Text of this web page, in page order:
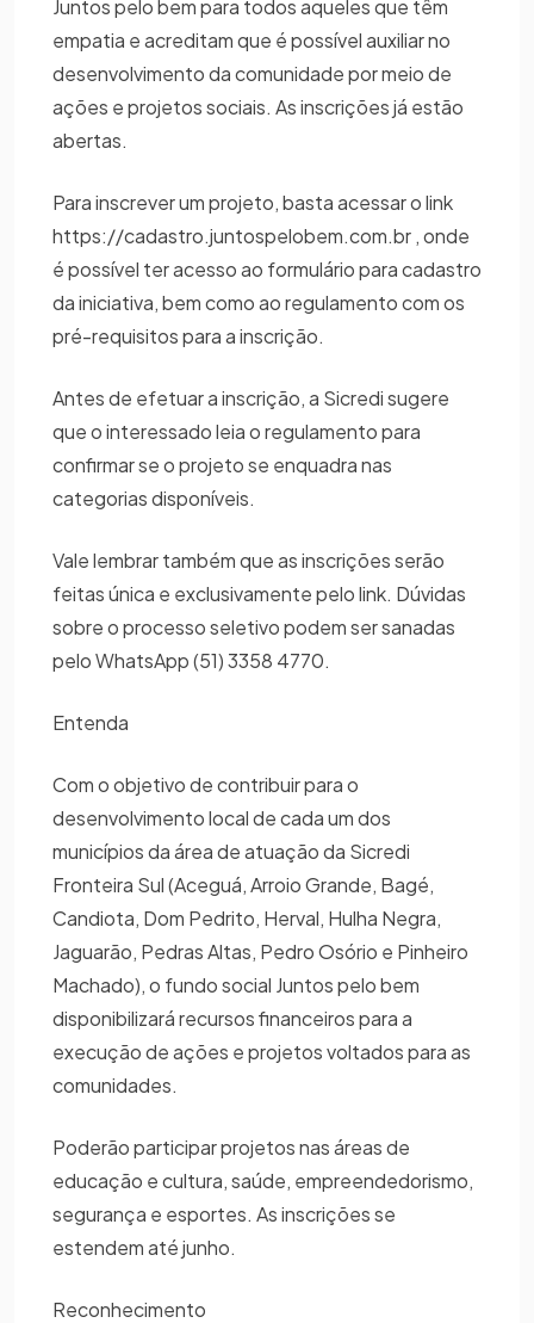
Juntos pelo bem para todos aqueles que têm
empatia e acreditam que é possível auxiliar no
desenvolvimento da comunidade por meio de
ações e projetos sociais. As inscrições já estão
abertas.
Para inscrever um projeto, basta acessar o link
https://cadastro.juntospelobem.com.br , onde
é possível ter acesso ao formulário para cadastro
da iniciativa, bem como ao regulamento com os
pré-requisitos para a inscrição.
Antes de efetuar a inscrição, a Sicredi sugere
que o interessado leia o regulamento para
confirmar se o projeto se enquadra nas
categorias disponíveis.
Vale lembrar também que as inscrições serão
feitas única e exclusivamente pelo link. Dúvidas
sobre o processo seletivo podem ser sanadas
pelo WhatsApp (51) 3358 4770.
Entenda
Com o objetivo de contribuir para o
desenvolvimento local de cada um dos
municípios da área de atuação da Sicredi
Fronteira Sul (Aceguá, Arroio Grande, Bagé,
Candiota, Dom Pedrito, Herval, Hulha Negra,
Jaguarão, Pedras Altas, Pedro Osório e Pinheiro
Machado), o fundo social Juntos pelo bem
disponibilizará recursos financeiros para a
execução de ações e projetos voltados para as
comunidades.
Poderão participar projetos nas áreas de
educação e cultura, saúde, empreendedorismo,
segurança e esportes. As inscrições se
estendem até junho.
Reconhecimento